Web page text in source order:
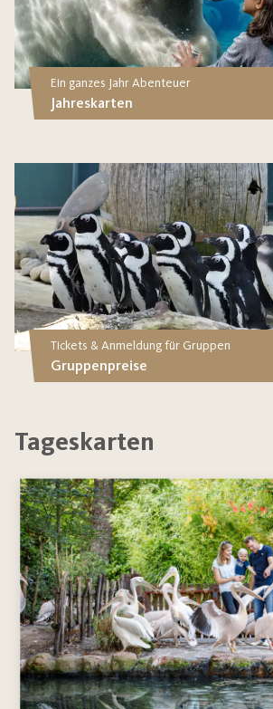
Ein ganzes Jahr Abenteuer
Jahreskarten
Tickets & Anmeldung für Gruppen
Gruppenpreise
Tageskarten